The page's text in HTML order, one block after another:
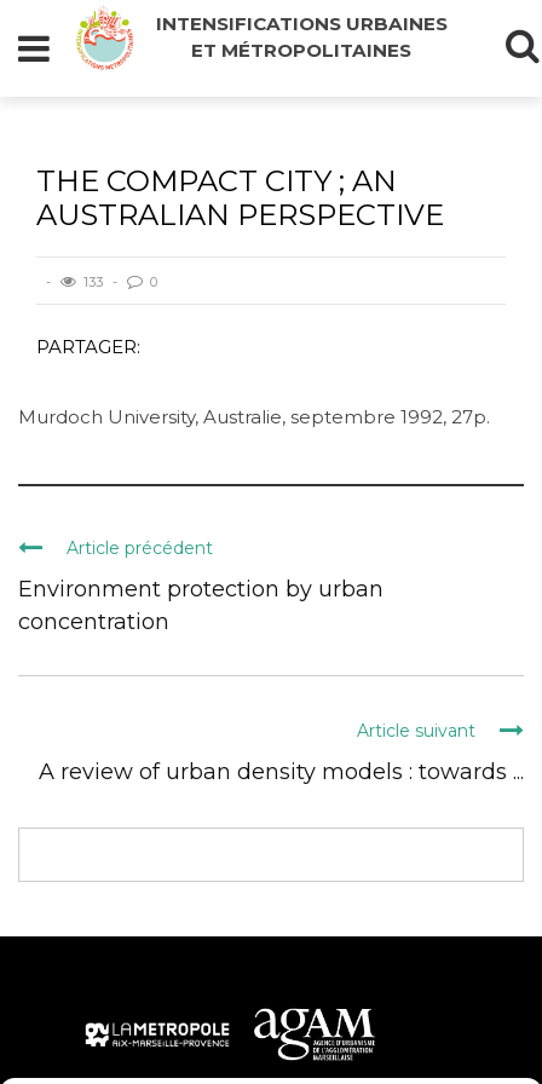
INTENSIFICATIONS URBAINES
ET MÉTROPOLITAINES
THE COMPACT CITY ; AN
AUSTRALIAN PERSPECTIVE
133 0
PARTAGER:
Murdoch University, Australie, septembre 1992, 27p.
Article précédent
Environment protection by urban
concentration
Article suivant
A review of urban density models : towards ...